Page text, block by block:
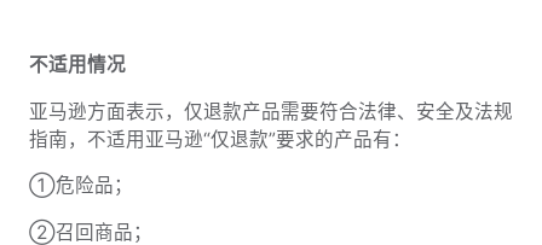
不适用情况
亚马逊方面表示，仅退款产品需要符合法律、安全及法规
指南， 不适用亚马逊“仅退款”要求的产品有：
①危险品；
②召回商品；